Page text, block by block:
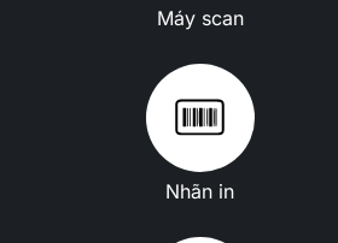
Máy scan
Nhãn in